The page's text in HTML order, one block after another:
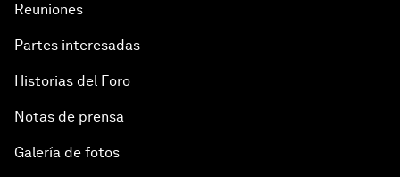
Reuniones
Partes interesadas
Historias del Foro
Notas de prensa
Galería de fotos